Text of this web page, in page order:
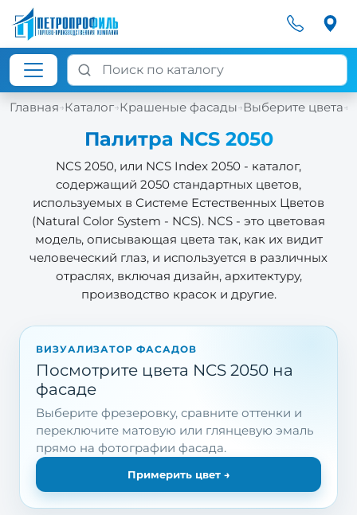
Главная→Каталог→Крашеные фасады→Выберите цвета→
Палитра NCS 2050
NCS 2050, или NCS Index 2050 - каталог,
содержащий 2050 стандартных цветов,
используемых в Системе Естественных Цветов
(Natural Color System - NCS). NCS - это цветовая
модель, описывающая цвета так, как их видит
человеческий глаз, и используется в различных
отраслях, включая дизайн, архитектуру,
производство красок и другие.
ВИЗУАЛИЗАТОР ФАСАДОВ
Посмотрите цвета NCS 2050 на
фасаде
Выберите фрезеровку, сравните оттенки и
переключите матовую или глянцевую эмаль
прямо на фотографии фасада.
Примерить цвет →